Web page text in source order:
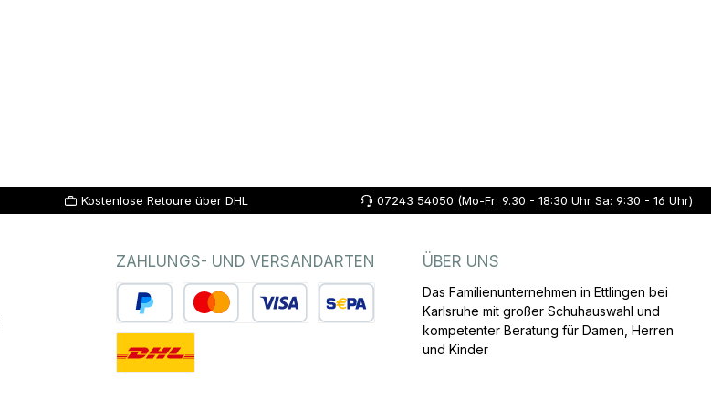
Kostenlose Retoure über DHL 07243 54050 (Mo-Fr: 9.30 - 18:30 Uhr Sa: 9:30 - 16 Uhr)
ZAHLUNGS- UND VERSANDARTEN
PayPal Kredit- oder Debitkarte
ÜBER UNS
Das Familienunternehmen in Ettlingen bei
Karlsruhe mit großer Schuhauswahl und
kompetenter Beratung für Damen, Herren
und Kinder